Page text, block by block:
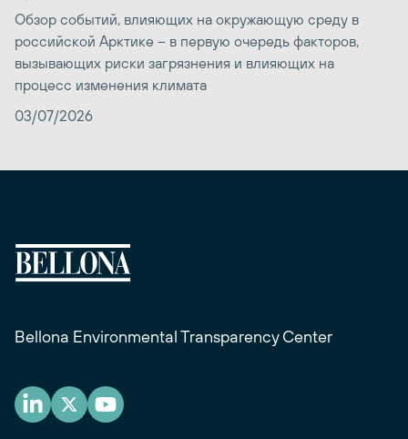
Обзор событий, влияющих на окружающую среду в
российской Арктике – в первую очередь факторов,
вызывающих риски загрязнения и влияющих на
процесс изменения климата
03/07/2026
Bellona Environmental Transparency Center